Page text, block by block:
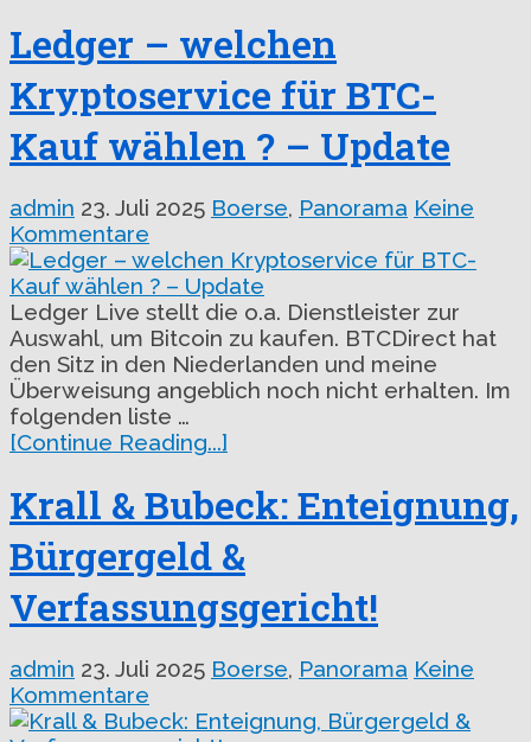
Ledger – welchen
Kryptoservice für BTC-
Kauf wählen ? – Update
admin 23. Juli 2025 Boerse, Panorama Keine
Kommentare
Ledger Live stellt die o.a. Dienstleister zur
Auswahl, um Bitcoin zu kaufen. BTCDirect hat
den Sitz in den Niederlanden und meine
Überweisung angeblich noch nicht erhalten. Im
folgenden liste …
[Continue Reading...]
Krall & Bubeck: Enteignung,
Bürgergeld &
Verfassungsgericht!
admin 23. Juli 2025 Boerse, Panorama Keine
Kommentare